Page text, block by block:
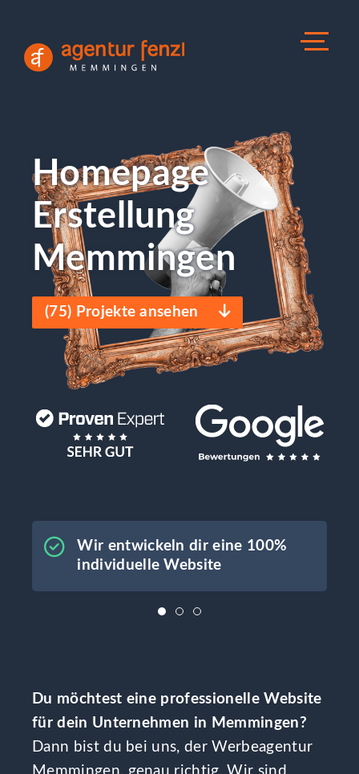
Homepage
Erstellung
Memmingen
(75) Projekte ansehen
Wir entwickeln dir eine 100%
individuelle Website
Du möchtest eine professionelle Website
für dein Unternehmen in Memmingen?
Dann bist du bei uns, der Werbeagentur